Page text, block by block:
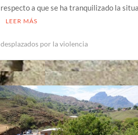
respecto a que se ha tranquilizado la
LEER MÁS
desplazados por la violencia